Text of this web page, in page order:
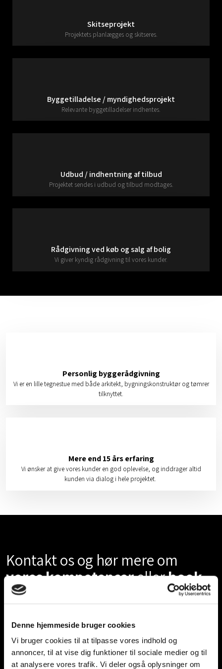
Denne hjemmeside bruger cookies
Vi bruger cookies til at tilpasse vores indhold og
annoncer, til at vise dig funktioner til sociale medier og til
at analysere vores trafik. Vi deler også oplysninger om
Skitseprojekt
Projektets planlægges og skitseres.
Byggetilladelse / myndighedsprojekt
Relevante byggetilladelser indhentes.
Udbud / indhentning af tilbud
Projektet sendes i udbud og tilbud modtages.
Rådgivning ved køb og salg af bolig
Vi giver kyndig rådgivning til vores kunder.
Personlig byggerådgivning
Vi er en lille tegnestue med både arkitekt, bygningskonstruktør og tømrer
tilknyttet.
Mere end 15 års erfaring
Vi ønsker at give vores kunder en god oplevelse, og inddrager altid
kunden via dialog i hele projektet.
Kontakt os og hør mere om
vores kompetencerellerbook
et møde
mere om vores kompetencer, hvis du har nogle spørgsmål,
eller hvis du ønsker at booke et møde med en af vores
arkitekter.